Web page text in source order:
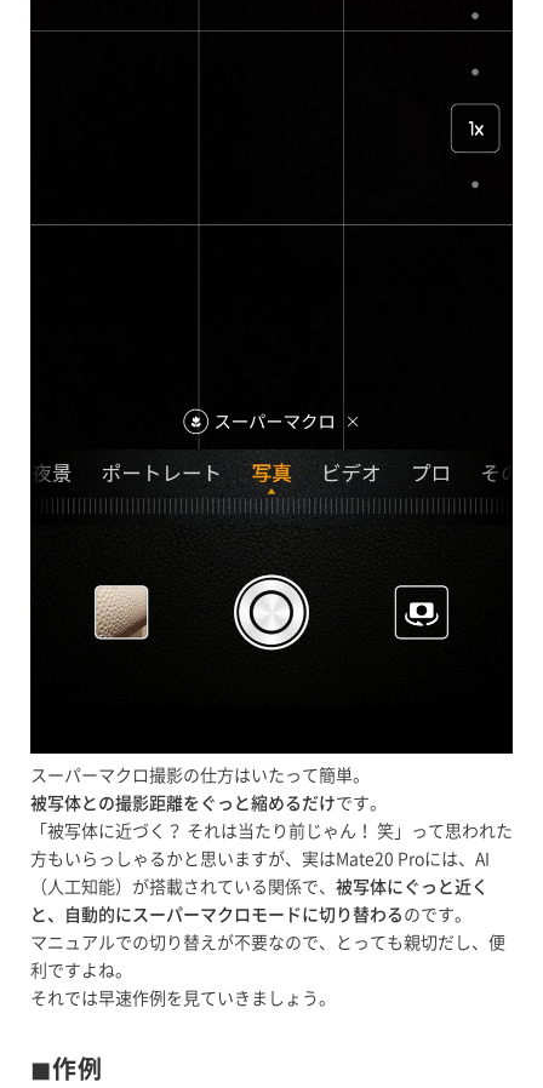
スーパーマクロ撮影の仕方はいたって簡単。
被写体との撮影距離をぐっと縮めるだけです。
「被写体に近づく？ それは当たり前じゃん！ 笑」って思われた
方もいらっしゃるかと思いますが、実はMate20 Proには、AI
（人工知能）が搭載されている関係で、 被写体にぐっと近く
と、自動的にスーパーマクロモードに切り替わる のです。
マニュアルでの切り替えが不要なので、とっても親切だし、便
利ですよね。
それでは早速作例を見ていきましょう。
◼︎作例